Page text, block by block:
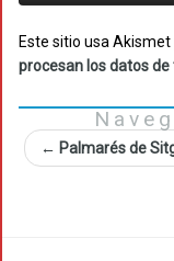
Este sitio usa
procesan los datos
← Palmarés de